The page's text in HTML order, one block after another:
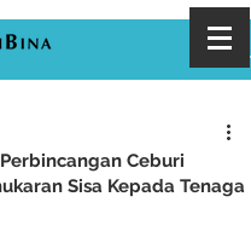
Ceburi
Sisa Kepada Tenaga